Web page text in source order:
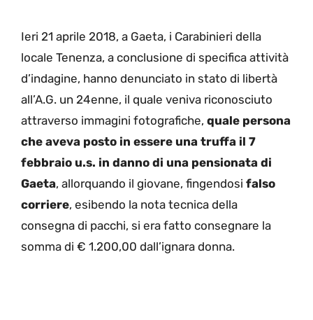
Ieri 21 aprile 2018, a Gaeta, i Carabinieri della
locale Tenenza, a conclusione di specifica attività
d’indagine, hanno denunciato in stato di libertà
all’A.G. un 24enne, il quale veniva riconosciuto
attraverso immagini fotografiche, quale persona
che aveva posto in essere una truffa il 7
febbraio u.s. in danno di una pensionata di
Gaeta, allorquando il giovane, fingendosi falso
corriere, esibendo la nota tecnica della
consegna di pacchi, si era fatto consegnare la
somma di € 1.200,00 dall’ignara donna.